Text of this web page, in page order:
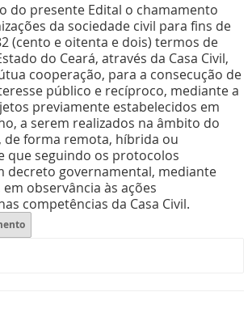
do presente Edital o chamamento
da sociedade civil para fins de
(cento e oitenta e dois) termos de
do Ceará, através da Casa Civil,
cooperação, para a consecução de
público e recíproco, mediante a
previamente estabelecidos em
a serem realizados na âmbito do
de forma remota, híbrida ou
que seguindo os protocolos
decreto governamental, mediante
observância às ações
competências da Casa Civil.